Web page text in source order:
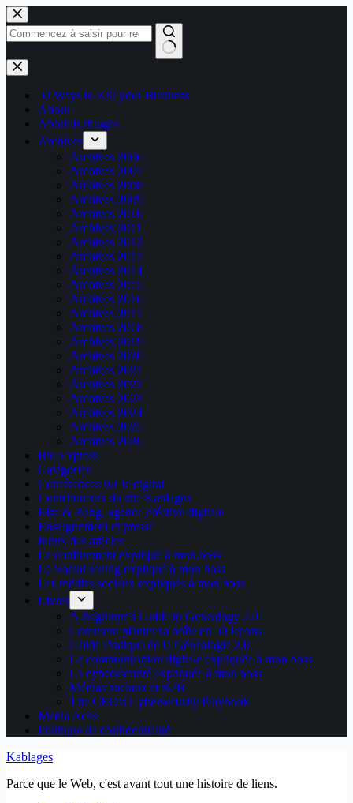
Passer
au
contenu
Aucun
résultat
50 Ways to Kill your Business
About
About Kablages
Archives
Archives 2006
Archives 2007
Archives 2008
Archives 2009
Archives 2010
Archives 2011
Archives 2012
Archives 2013
Archives 2014
Archives 2015
Archives 2016
Archives 2017
Archives 2018
Archives 2019
Archives 2020
Archives 2021
Archives 2022
Archives 2023
Archives 2024
Archives 2025
Archives 2026
Bio Express
Catégories
Conférences sur le digital
Contributeurs du site Kablages
Else & Bang, agence créative digitale
Enseignement et presse
Index des articles
Le confinement expliqué à mon boss
Le Social selling expliqué à mon boss
Les médias sociaux expliqués à mon boss
Livres
A Beginner’s Guide to Genealogy 2.0
Comment planter sa boîte en 50 leçons
Guide Pratique de la Généalogie 2.0
La communication digitale expliquée à mon boss
La cybersécurité expliquée à mon boss
Médias sociaux et B2B
The CEO’s Cybersecurity Playbook
Media Aces
Politique de confidentialité
Kablages
Parce que le Web, c'est avant tout une histoire de liens.